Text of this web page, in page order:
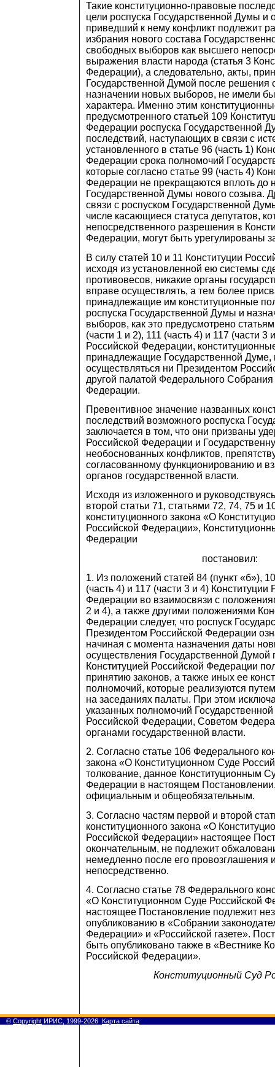
Такие конституционно-правовые
цели роспуска Государственной Думы и
приведший к нему конфликт подлежит
избрания нового состава
свободных выборов как высшего
выражения власти народа (статья 3
Федерации), а следовательно, акты,
Государственной Думой после решения
назначении новых выборов, не имели
характера. Именно этим
предусмотренного статьей 109
Федерации роспуска Государственной
последствий, наступающих в связи с
установленного в статье 96 (часть 1)
Федерации срока полномочий
которые согласно статье 99 (часть 4)
Федерации не прекращаются вплоть до
Государственной Думы нового созыва.
связи с роспуском Государственной
числе касающиеся статуса депутатов,
непосредственного разрешения в
Федерации, могут быть урегулированы
В силу статей 10 и 11 Конституции
исходя из установленной ею системы
противовесов, никакие органы
вправе осуществлять, а тем более
принадлежащие им конституционные
роспуска Государственной Думы и
выборов, как это предусмотрено
(части 1 и 2), 111 (часть 4) и 117 (части 3
Российской Федерации,
принадлежащие Государственной Думе,
осуществляться ни Президентом
другой палатой Федерального
Федерации.
Превентивное значение названных
последствий возможного роспуска
заключается в том, что они призваны
Российской Федерации и
необоснованных конфликтов,
согласованному функционированию и
органов государственной власти.
Исходя из изложенного и
второй статьи 71, статьями 72, 74, 75 и
конституционного закона «О
Российской Федерации»,
Федерации
постановил:
1. Из положений статей 84 (пункт «б»),
(часть 4) и 117 (части 3 и 4) Конституции
Федерации во взаимосвязи с
2 и 4), а также другими положениями
Федерации следует, что роспуск
Президентом Российской Федерации
начиная с момента назначения даты
осуществления Государственной Думой
Конституцией Российской Федерации
принятию законов, а также иных ее
полномочий, которые реализуются
на заседаниях палаты. При этом
указанных полномочий
Российской Федерации, Советом
органами государственной власти.
2. Согласно статье 106 Федерального
закона «О Конституционном Суде
толкование, данное Конституционным
Федерации в настоящем
официальным и общеобязательным.
3. Согласно частям первой и второй
конституционного закона «О
Российской Федерации» настоящее
окончательным, не подлежит
немедленно после его провозглашения
непосредственно.
4. Согласно статье 78 Федерального
«О Конституционном Суде Российской
настоящее Постановление подлежит
опубликованию в «Собрании
Федерации» и «Российской газете».
быть опубликовано также в «Вестнике
Российской Федерации».
Конституционный Суд
© Copyright ИРИС, 1999-2026 Карта сайта